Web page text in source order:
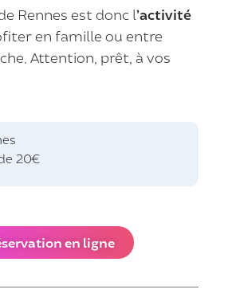
Rennes est donc l’activité
en famille ou entre
Attention, prêt, à vos
20€
en ligne